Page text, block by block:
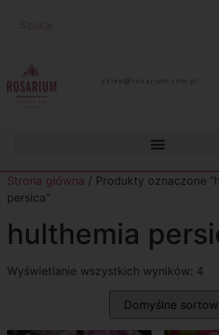
lp.moc.muirasor@pelks
Strona główna / Produkty oznaczone
persica”
hulthemia
Wyświetlanie wszystkich wyników: 4